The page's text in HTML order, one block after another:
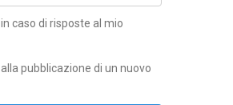
caso di risposte al mio
pubblicazione di un nuovo